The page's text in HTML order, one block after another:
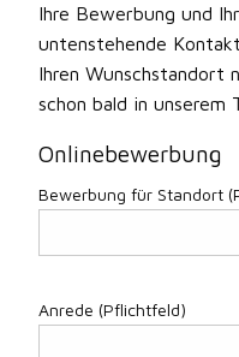
Ihre Bewerbung und
untenstehende
Ihren Wunschstandort
schon bald in unserem
Onlinebewerbung
Bewerbung für Standort
Anrede (Pflichtfeld)